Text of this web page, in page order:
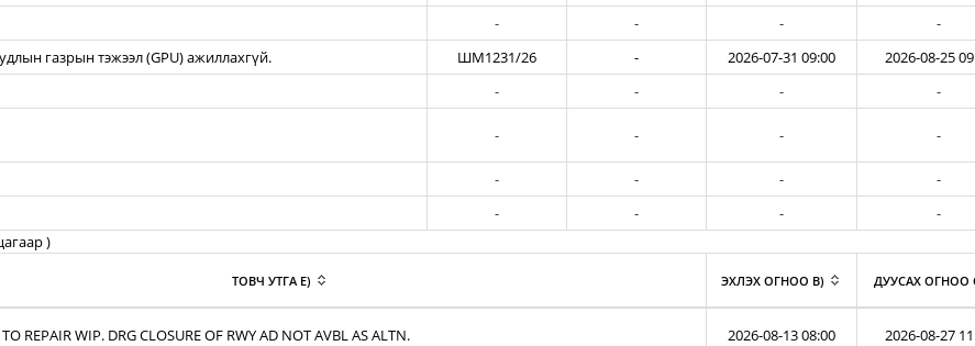
- - -
-
газрын тэжээл (GPU) ажиллахгүй. ШМ1231/26 - 2026-07-31 09:00
2026-08-25
- - - -
- - - -
- - -
-
- - -
-
)
ТОВЧ УТГА E) ЭХЛЭХ ОГНОО B) ДУУСАХ ОГНОО
REPAIR WIP. DRG CLOSURE OF RWY AD NOT AVBL AS ALTN. 2026-08-13 08:00 2026-08-27